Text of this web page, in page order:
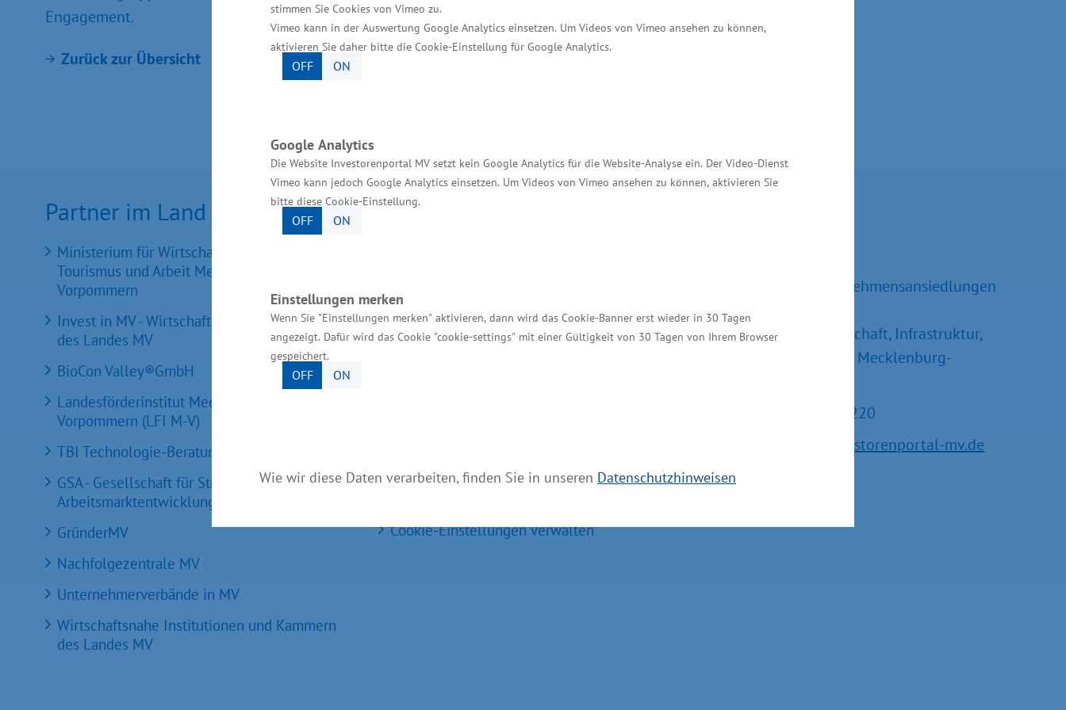
stimmen Sie Cookies von Vimeo zu.
Vimeo kann in der Auswertung Google Analytics einsetzen. Um Videos von Vimeo ansehen zu können,
aktivieren Sie daher bitte die Cookie-Einstellung für Google Analytics.
OFF ON
Google Analytics
Die Website Investorenportal MV setzt kein Google Analytics für die Website-Analyse ein. Der Video-Dienst
Vimeo kann jedoch Google Analytics einsetzen. Um Videos von Vimeo ansehen zu können, aktivieren Sie
bitte diese Cookie-Einstellung.
OFF ON
Einstellungen merken
Wenn Sie "Einstellungen merken" aktivieren, dann wird das Cookie-Banner erst wieder in 30 Tagen
angezeigt. Dafür wird das Cookie "cookie-settings" mit einer Gültigkeit von 30 Tagen von Ihrem Browser
gespeichert.
OFF ON
Wie wir diese Daten verarbeiten, finden Sie in unseren Datenschutzhinweisen
Engagement.
Zurück zur Übersicht
Partner im Land
Ministerium für Wirtschaft, Infrastruktur,
Tourismus und Arbeit Mecklenburg-
Vorpommern
Invest in MV - Wirtschaftsfördergesellschaft
des Landes MV
BioCon Valley®GmbH
Landesförderinstitut Mecklenburg-
Vorpommern (LFI M-V)
TBI Technologie-Beratungs-Institut GmbH
GSA - Gesellschaft für Struktur &
Arbeitsmarktentwicklung mbH
GründerMV
Nachfolgezentrale MV
Unternehmerverbände in MV
Wirtschaftsnahe Institutionen und Kammern
des Landes MV
Services
MV Serviceportal
Aktuelle Broschüren und Downloads
Bildnachweis
Cookie-Einstellungen verwalten
Referatsleiter Unternehmensansiedlungen
und –erweiterungen
Ministerium für Wirtschaft, Infrastruktur,
Tourismus und Arbeit Mecklenburg-
Tel.: +49 385 588-15220
service@investorenportal-mv.de